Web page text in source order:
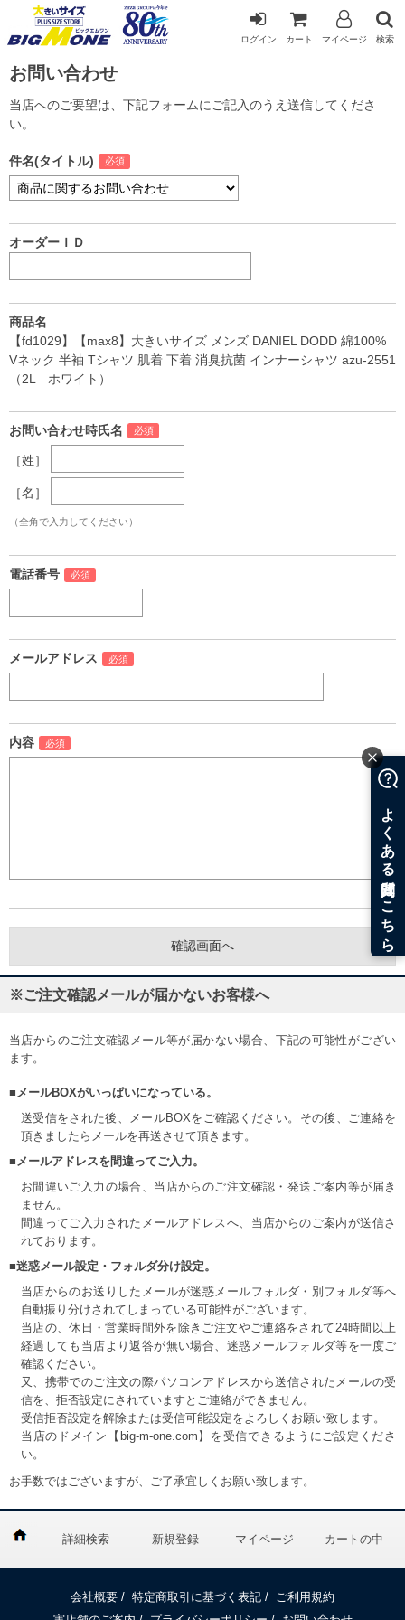
ログイン カート マイページ 検索
お問い合わせ
当店へのご要望は、下記フォームにご記入のうえ送信してくださ
い。
件名(タイトル)
オーダーＩＤ
商品名
【fd1029】【max8】大きいサイズ メンズ DANIEL DODD 綿100%
Vネック 半袖 Tシャツ 肌着 下着 消臭抗菌 インナーシャツ azu-2551
（2L ホワイト）
お問い合わせ時氏名
［姓］
［名］
（全角で入力してください）
電話番号
メールアドレス
内容
※ご注文確認メールが届かないお客様へ
当店からのご注文確認メール等が届かない場合、下記の可能性がござい
ます。
■メールBOXがいっぱいになっている。
送受信をされた後、メールBOXをご確認ください。その後、ご連絡を
頂きましたらメールを再送させて頂きます。
■メールアドレスを間違ってご入力。
お間違いご入力の場合、当店からのご注文確認・発送ご案内等が届き
ません。
間違ってご入力されたメールアドレスへ、当店からのご案内が送信さ
れております。
■迷惑メール設定・フォルダ分け設定。
当店からのお送りしたメールが迷惑メールフォルダ・別フォルダ等へ
自動振り分けされてしまっている可能性がございます。
当店の、休日・営業時間外を除きご注文やご連絡をされて24時間以上
経過しても当店より返答が無い場合、迷惑メールフォルダ等を一度ご
確認ください。
又、携帯でのご注文の際パソコンアドレスから送信されたメールの受
信を、拒否設定にされていますとご連絡ができません。
受信拒否設定を解除または受信可能設定をよろしくお願い致します。
当店のドメイン【big-m-one.com】を受信できるようにご設定くださ
い。
お手数ではございますが、ご了承宜しくお願い致します。
詳細検索 新規登録 マイページ カートの中
会社概要 / 特定商取引に基づく表記 /
ご利用規約